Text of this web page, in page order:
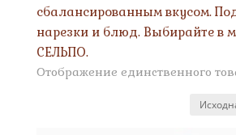
сбалансированным вкусом.
нарезки и блюд. Выбирайте в
СЕЛЬПО.
Отображение единственного